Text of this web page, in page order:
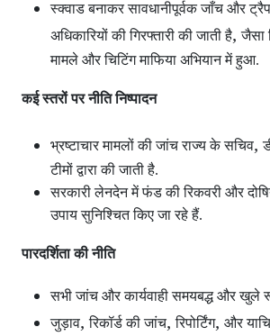
स्क्वाड बनाकर सावधानीपूर्वक जाँच और
अधिकारियों की गिरफ्तारी की जाती है,जैसा
मामले और चिटिंग माफिया अभियान में हुआ.
कई स्तरों पर नीति निष्पादन
भ्रष्टाचार मामलों की जांच राज्य के सचिव,
टीमों द्वारा की जाती है.
सरकारी लेनदेन में फंड की रिकवरी और
उपाय सुनिश्चित किए जा रहे हैं.
पारदर्शिता की नीति
सभी जांच और कार्यवाही समयबद्ध और खुले
जुड़ाव,रिकॉर्ड की जांच,रिपोर्टिंग, और